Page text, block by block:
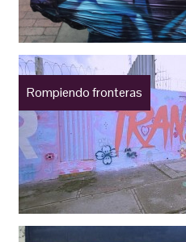
Rompiendo fronteras